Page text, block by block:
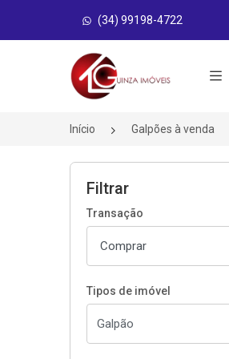
(34) 99198-4722
Página inicial
Início Galpões à venda
Filtrar
Transação
Tipos de imóvel